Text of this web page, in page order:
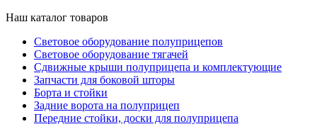
Наш каталог товаров
Световое оборудование полуприцепов
Световое оборудование тягачей
Сдвижные крыши полуприцепа и комплектующие
Запчасти для боковой шторы
Борта и стойки
Задние ворота на полуприцеп
Передние стойки, доски для полуприцепа